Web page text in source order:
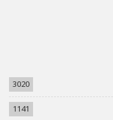
3020
1141